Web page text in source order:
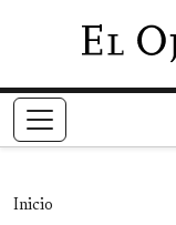
Inicio